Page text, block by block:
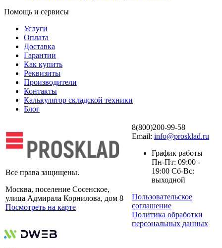
Помощь и сервисы
Услуги
Оплата
Доставка
Гарантии
Как купить
Реквизиты
Производители
Контакты
Калькулятор складской техники
Блог
Все права защищены.
Москва, поселение Сосенское,
улица Адмирала Корнилова, дом 8
Посмотреть на карте
8(800)200-99-58
Email: info@prosklad.ru
График работы
Пн-Пт: 09:00 -
19:00 Сб-Вс:
выходной
Пользовательское
соглашение
Политика обработки
персональных данных